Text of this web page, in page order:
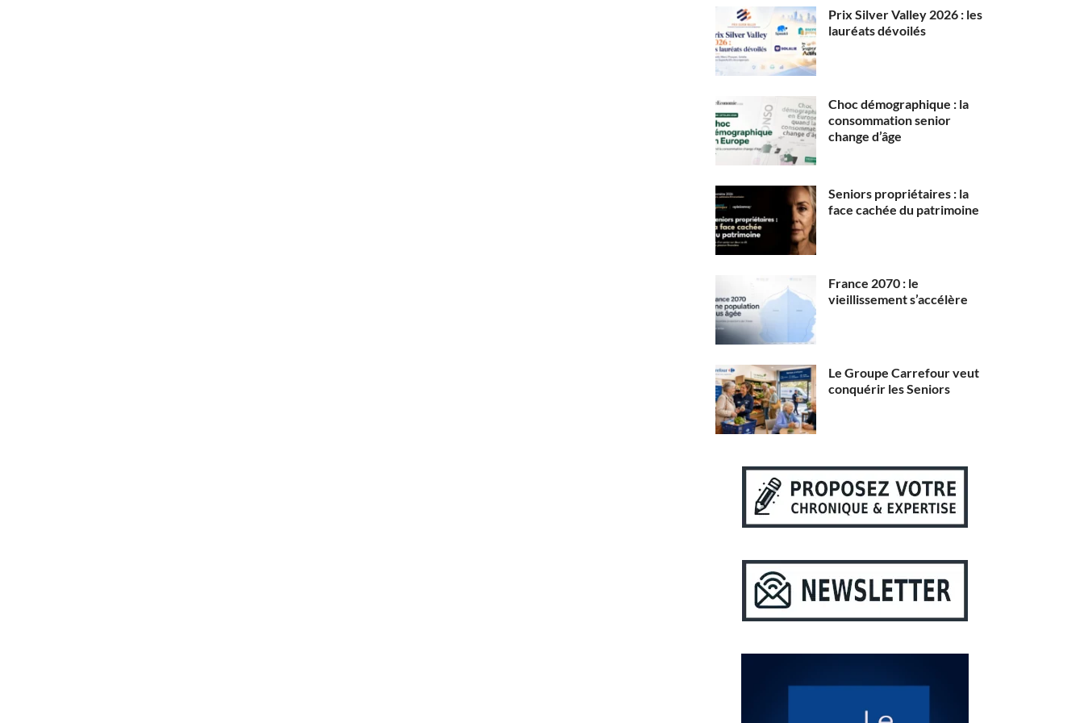
Prix Silver Valley 2026 : les
lauréats dévoilés
Choc démographique : la
consommation senior
change d’âge
Seniors propriétaires : la
face cachée du patrimoine
France 2070 : le
vieillissement s’accélère
Le Groupe Carrefour veut
conquérir les Seniors